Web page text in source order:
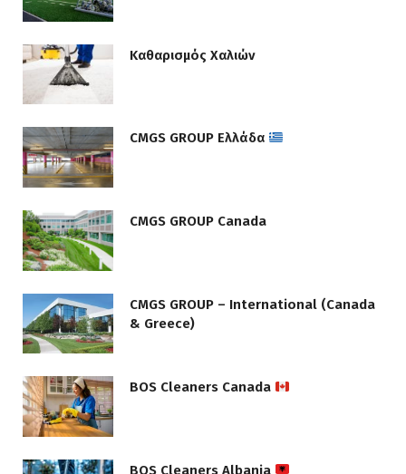
Καθαρισμός Χαλιών
CMGS GROUP Ελλάδα
CMGS GROUP Canada
CMGS GROUP – International (Canada
& Greece)
BOS Cleaners Canada
BOS Cleaners Albania